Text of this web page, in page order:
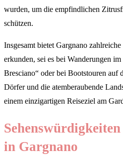
wurden, um die empfindlichen
schützen.
Insgesamt bietet Gargnano
erkunden, sei es bei Wanderungen
Bresciano“ oder bei Bootstouren auf
Dörfer und die atemberaubende
einem einzigartigen Reiseziel am
in Gargnano